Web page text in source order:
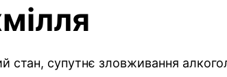
стан, супутнє зловживання